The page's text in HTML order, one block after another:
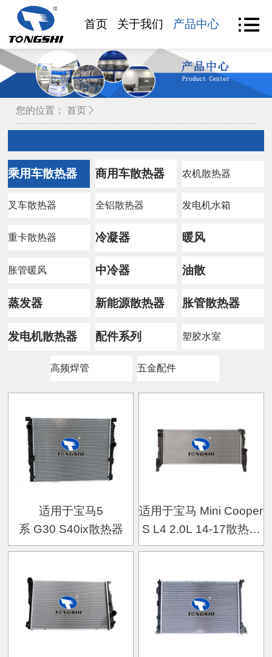
首页 关于我们 产品中心 产品查
您的位置： 首页
乘用车散热器 商用车散热器 农机散热器
叉车散热器 全铝散热器 发电机水箱
重卡散热器 冷凝器 暖风
胀管暖风 中冷器 油散
蒸发器 新能源散热器 胀管散热器
发电机散热器 配件系列 塑胶水室
高频焊管 五金配件
适用于宝马5
系 G30 S40ix散热器
适用于宝马 Mini Cooper
S L4 2.0L 14-17散热器
OEM：